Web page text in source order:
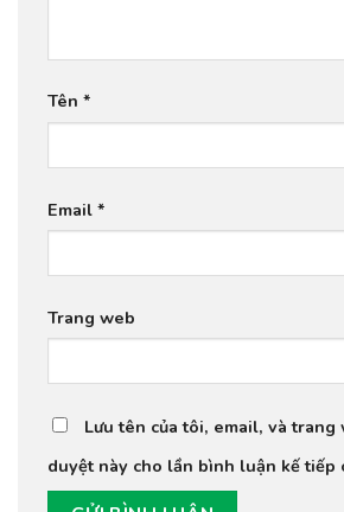
Tên *
Email *
Trang web
Lưu tên của tôi, email, và
duyệt này cho lần bình luận kế tiếp